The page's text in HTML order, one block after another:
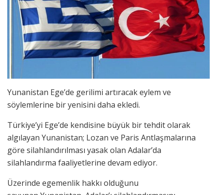
Yunanistan Ege’de gerilimi artıracak eylem ve
söylemlerine bir yenisini daha ekledi.
Türkiye’yi Ege’de kendisine büyük bir tehdit olarak
algılayan Yunanistan; Lozan ve Paris Antlaşmalarına
göre silahlandırılması yasak olan Adalar’da
silahlandırma faaliyetlerine devam ediyor.
Üzerinde egemenlik hakkı olduğunu